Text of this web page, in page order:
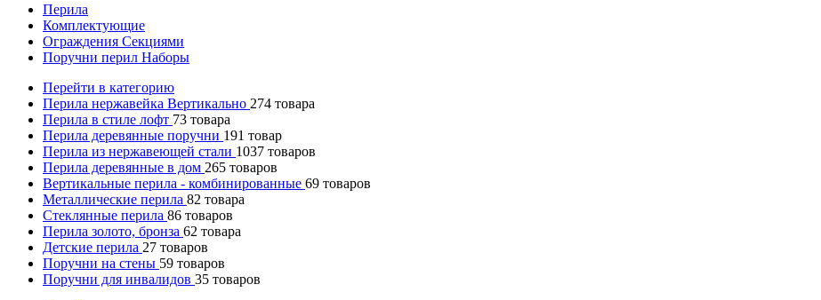
Перила
Комплектующие
Ограждения Секциями
Поручни перил Наборы
Перейти в категорию
Перила нержавейка Вертикально 274 товара
Перила в стиле лофт 73 товара
Перила деревянные поручни 191 товар
Перила из нержавеющей стали 1037 товаров
Перила деревянные в дом 265 товаров
Вертикальные перила - комбинированные 69 товаров
Металлические перила 82 товара
Стеклянные перила 86 товаров
Перила золото, бронза 62 товара
Детские перила 27 товаров
Поручни на стены 59 товаров
Поручни для инвалидов 35 товаров